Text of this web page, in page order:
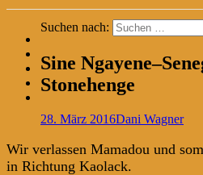
Suchen nach:
Sine
Stonehenge
28. März 2016Dani Wagner
Wir verlassen Mamadou und
in Richtung Kaolack.